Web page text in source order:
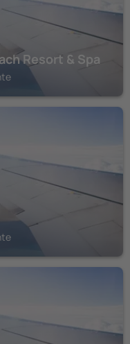
Resort & Spa